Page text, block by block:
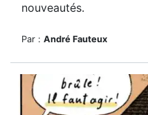
nouveautés.
Par : André Fauteux